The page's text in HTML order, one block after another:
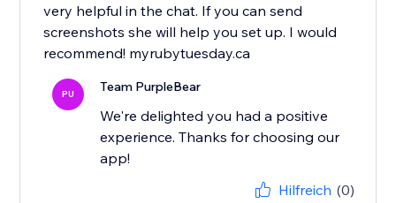
very helpful in the chat. If you can send
screenshots she will help you set up. I would
recommend! myrubytuesday.ca
PU Team PurpleBear
We're delighted you had a positive
experience. Thanks for choosing our
app!
Hilfreich (0)